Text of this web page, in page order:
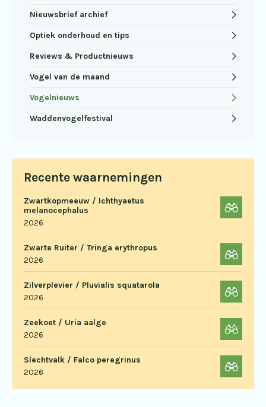
Nieuwsbrief archief
Optiek onderhoud en tips
Reviews & Productnieuws
Vogel van de maand
Vogelnieuws
Waddenvogelfestival
Recente waarnemingen
Zwartkopmeeuw / Ichthyaetus
melanocephalus
2026
Zwarte Ruiter / Tringa erythropus
2026
Zilverplevier / Pluvialis squatarola
2026
Zeekoet / Uria aalge
2026
Slechtvalk / Falco peregrinus
2026